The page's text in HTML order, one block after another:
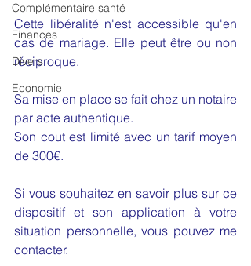
Complémentaire santé
Finances
Divers
Economie
Cette libéralité n'est accessible qu'en
cas de mariage. Elle peut être ou non
réciproque.
Sa mise en place se fait chez un notaire
par acte authentique.
Son cout est limité avec un tarif moyen
de 300€.
Si vous souhaitez en savoir plus sur ce
dispositif et son application à votre
situation personnelle, vous pouvez me
contacter.